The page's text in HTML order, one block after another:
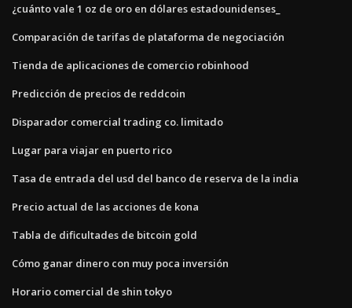
¿cuánto vale 1 oz de oro en dólares estadounidenses_
Comparación de tarifas de plataforma de negociación
Tienda de aplicaciones de comercio robinhood
Predicción de precios de reddcoin
Disparador comercial trading co. limitado
Lugar para viajar en puerto rico
Tasa de entrada del usd del banco de reserva de la india
Precio actual de las acciones de kona
Tabla de dificultades de bitcoin gold
Cómo ganar dinero con muy poca inversión
Horario comercial de shin tokyo